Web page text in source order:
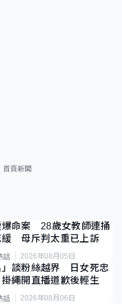
首頁新聞
爆命案 28歲女教師連捅
緩 母斥判太重已上訴
話 2026年08月05日
」談粉絲越界 日女死忠
繩開直播道歉後輕生
話 2026年08月06日